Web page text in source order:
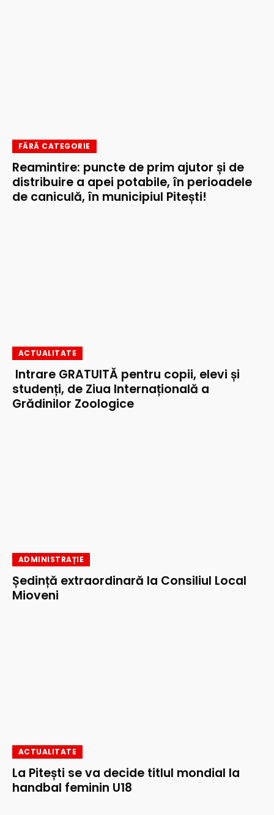
FĂRĂ CATEGORIE
Reamintire: puncte de prim ajutor și de
distribuire a apei potabile, în perioadele
de caniculă, în municipiul Pitești!
ACTUALITATE
Intrare GRATUITĂ pentru copii, elevi și
studenți, de Ziua Internațională a
Grădinilor Zoologice
ADMINISTRAȚIE
Ședință extraordinară la Consiliul Local
Mioveni
ACTUALITATE
La Pitești se va decide titlul mondial la
handbal feminin U18